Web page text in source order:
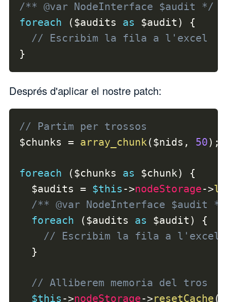
/** @var NodeInterface $audit */
foreach
($audits as $audit )
{
// Escribim la fila a l'excel
}
Després d'aplicar el nostre patch:
// Partim per trossos
$chunks = array_chunk($nids , 50) ;
foreach ($chunks as $chunk)
{
$audits = $this ->nodeStorage->
/** @var NodeInterface $audit */
foreach
($audits as $audit )
{
// Escribim la fila a l'excel
}
// Alliberem memoria del tros
$this ->nodeStorage->resetCache (